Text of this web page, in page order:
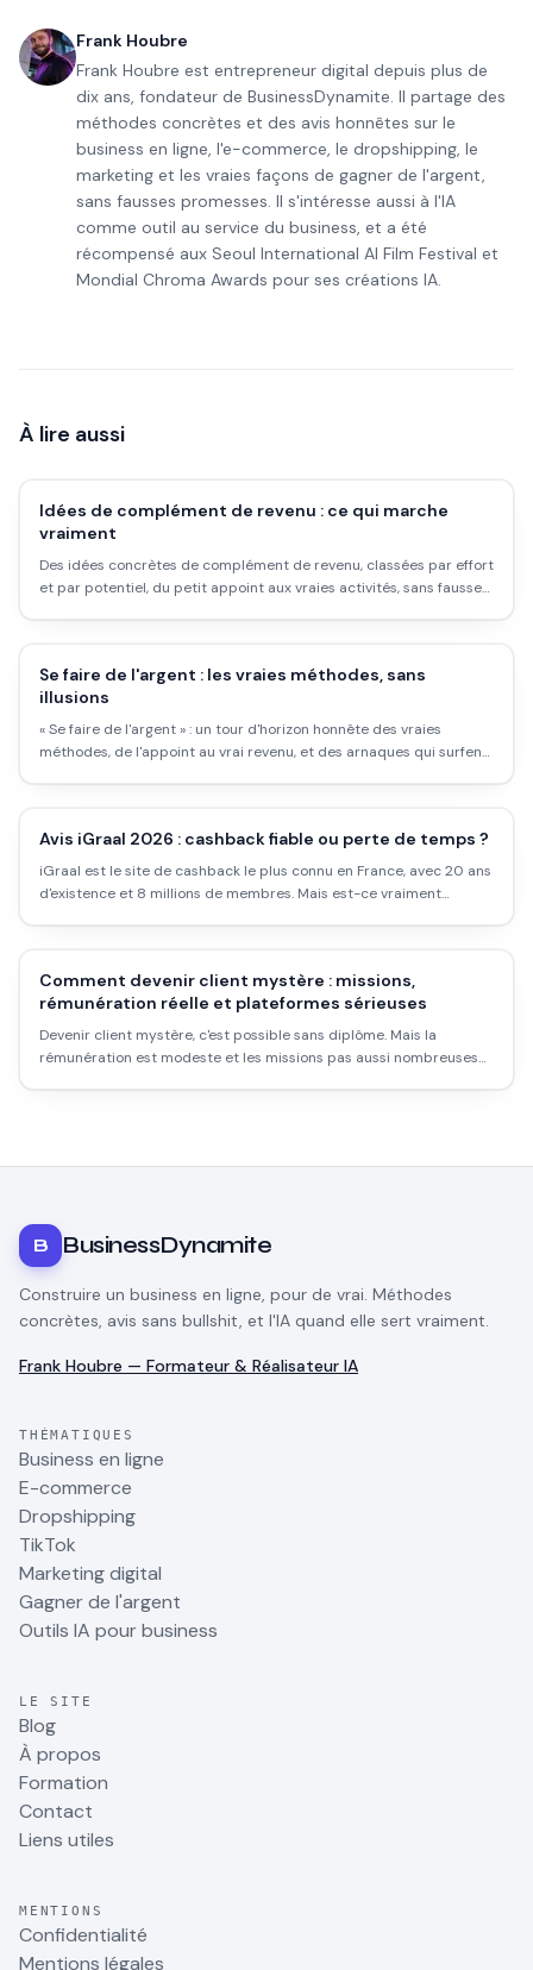
Frank Houbre
Frank Houbre est entrepreneur digital depuis plus de
dix ans, fondateur de BusinessDynamite. Il partage des
méthodes concrètes et des avis honnêtes sur le
business en ligne, l'e-commerce, le dropshipping, le
marketing et les vraies façons de gagner de l'argent,
sans fausses promesses. Il s'intéresse aussi à l'IA
comme outil au service du business, et a été
récompensé aux Seoul International AI Film Festival et
Mondial Chroma Awards pour ses créations IA.
À lire aussi
Idées de complément de revenu : ce qui marche
vraiment
Des idées concrètes de complément de revenu, classées par effort
et par potentiel, du petit appoint aux vraies activités, sans fausses
Se faire de l'argent : les vraies méthodes, sans
illusions
« Se faire de l'argent » : un tour d'horizon honnête des vraies
méthodes, de l'appoint au vrai revenu, et des arnaques qui surfent
Avis iGraal 2026 : cashback fiable ou perte de temps ?
iGraal est le site de cashback le plus connu en France, avec 20 ans
d'existence et 8 millions de membres. Mais est-ce vraiment
Comment devenir client mystère : missions,
rémunération réelle et plateformes sérieuses
Devenir client mystère, c'est possible sans diplôme. Mais la
rémunération est modeste et les missions pas aussi nombreuses
B BusinessDynamite
Construire un business en ligne, pour de vrai. Méthodes
concrètes, avis sans bullshit, et l'IA quand elle sert vraiment.
Frank Houbre — Formateur & Réalisateur IA
THÉMATIQUES
Business en ligne
E-commerce
Dropshipping
TikTok
Marketing digital
Gagner de l'argent
Outils IA pour business
LE SITE
Blog
À propos
Formation
Contact
Liens utiles
MENTIONS
Confidentialité
Mentions légales